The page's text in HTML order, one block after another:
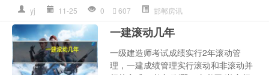
yj 11-25 0 607 邯郸房讯
一建滚动几年
一级建造师考试成绩实行2年滚动管
理，一建成绩管理实行滚动和非滚动并